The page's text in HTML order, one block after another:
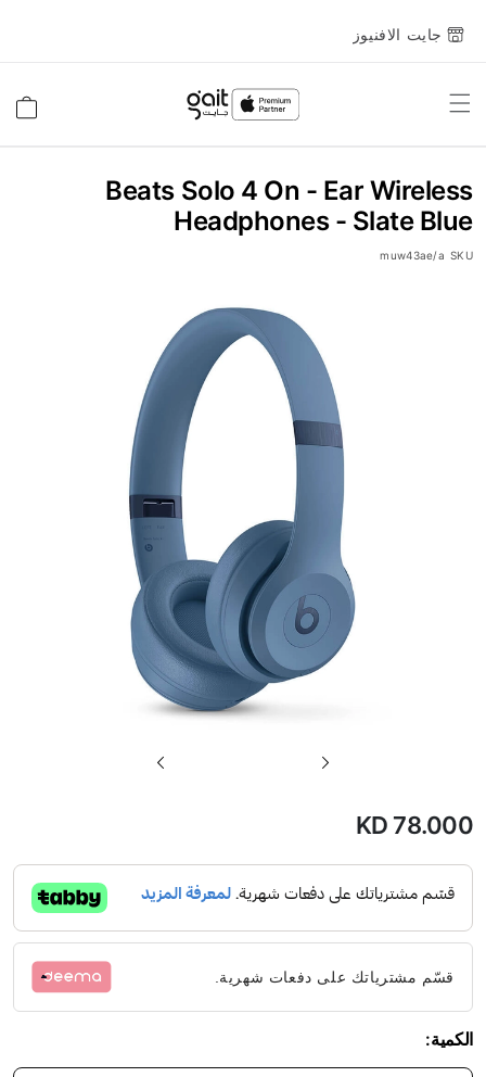
جايت الافنيوز
Toggle
Beats Solo 4 On - Ear Wireless
Headphones - Slate Blue
SKU
muw43ae/a
معرض
KD 78.000
قسّم مشترياتك على دفعات شهرية.
الكمية: